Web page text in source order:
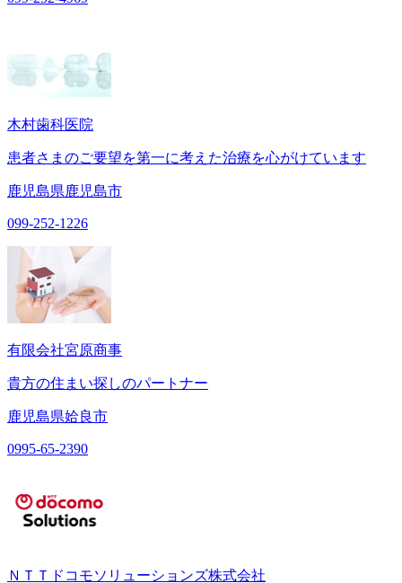
木村歯科医院
患者さまのご要望を第一に考えた治療を心がけています
鹿児島県鹿児島市
099-252-1226
有限会社宮原商事
貴方の住まい探しのパートナー
鹿児島県姶良市
0995-65-2390
ＮＴＴドコモソリューションズ株式会社